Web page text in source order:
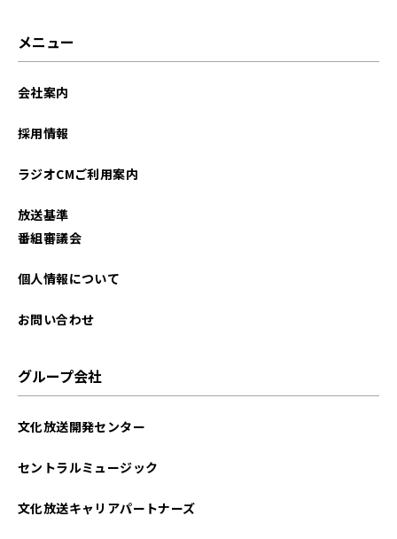
メニュー
会社案内
採用情報
ラジオCMご利用案内
放送基準
番組審議会
個人情報について
お問い合わせ
グループ会社
文化放送開発センター
セントラルミュージック
文化放送キャリアパートナーズ